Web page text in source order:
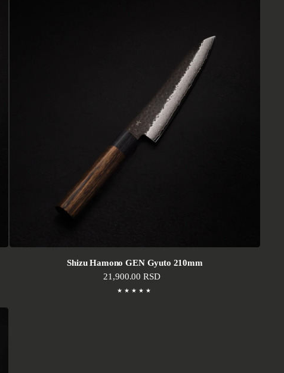
Shizu Hamono GEN Gyuto 210mm
Standardna cena
21,900.00 RSD